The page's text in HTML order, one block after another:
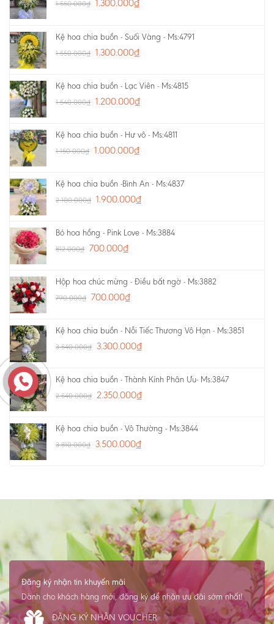
1.550.000₫ 1.300.000₫
Kệ hoa chia buồn - Suối Vàng - Ms:4791
1.550.000₫ 1.300.000₫
Kệ hoa chia buồn - Lạc Viên - Ms:4815
1.540.000₫ 1.200.000₫
Kệ hoa chia buồn - Hư vô - Ms:4811
1.150.000₫ 1.000.000₫
Kệ hoa chia buồn -Bình An - Ms:4837
2.100.000₫ 1.900.000₫
Bó hoa hồng - Pink Love - Ms:3884
812.000₫ 700.000₫
Hộp hoa chúc mừng - Điều bất ngờ - Ms:3882
790.000₫ 700.000₫
Kệ hoa chia buồn - Nỗi Tiếc Thương Vô Hạn - Ms:3851
3.540.000₫ 3.300.000₫
Kệ hoa chia buồn - Thành Kính Phân Ưu- Ms:3847
2.540.000₫ 2.350.000₫
Kệ hoa chia buồn - Vô Thường - Ms:3844
3.810.000₫ 3.500.000₫
Đăng ký nhận tin khuyến mãi
Dành cho khách hàng mới, đăng ký để nhận ưu đãi sớm nhất!
ĐĂNG KÝ NHẬN VOUCHER